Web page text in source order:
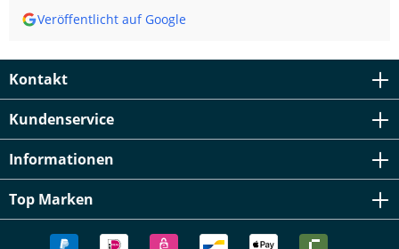
Veröffentlicht auf Google
Kontakt
Kundenservice
Informationen
Top Marken